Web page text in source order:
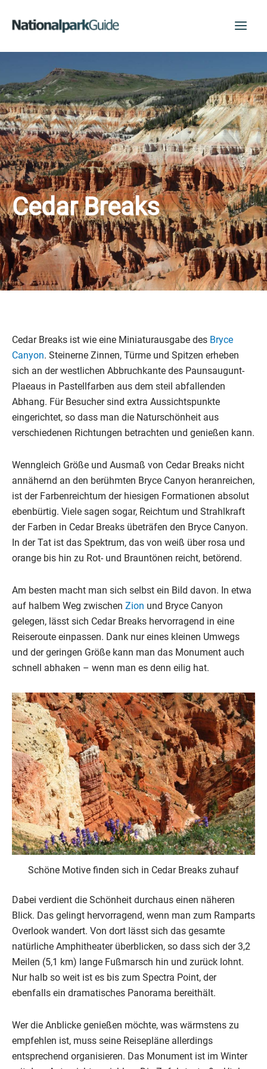
Inhalt
Cedar Breaks
Cedar Breaks ist wie eine Miniaturausgabe des Bryce
Canyon. Steinerne Zinnen, Türme und Spitzen erheben
sich an der westlichen Abbruchkante des Paunsaugunt-
Plaeaus in Pastellfarben aus dem steil abfallenden
Abhang. Für Besucher sind extra Aussichtspunkte
eingerichtet, so dass man die Naturschönheit aus
verschiedenen Richtungen betrachten und genießen kann.
Wenngleich Größe und Ausmaß von Cedar Breaks nicht
annähernd an den berühmten Bryce Canyon heranreichen,
ist der Farbenreichtum der hiesigen Formationen absolut
ebenbürtig. Viele sagen sogar, Reichtum und Strahlkraft
der Farben in Cedar Breaks übeträfen den Bryce Canyon.
In der Tat ist das Spektrum, das von weiß über rosa und
orange bis hin zu Rot- und Brauntönen reicht, betörend.
Am besten macht man sich selbst ein Bild davon. In etwa
auf halbem Weg zwischen Zion und Bryce Canyon
gelegen, lässt sich Cedar Breaks hervorragend in eine
Reiseroute einpassen. Dank nur eines kleinen Umwegs
und der geringen Größe kann man das Monument auch
schnell abhaken – wenn man es denn eilig hat.
Schöne Motive finden sich in Cedar Breaks zuhauf
Dabei verdient die Schönheit durchaus einen näheren
Blick. Das gelingt hervorragend, wenn man zum Ramparts
Overlook wandert. Von dort lässt sich das gesamte
natürliche Amphitheater überblicken, so dass sich der 3,2
Meilen (5,1 km) lange Fußmarsch hin und zurück lohnt.
Nur halb so weit ist es bis zum Spectra Point, der
ebenfalls ein dramatisches Panorama bereithält.
Wer die Anblicke genießen möchte, was wärmstens zu
empfehlen ist, muss seine Reisepläne allerdings
entsprechend organisieren. Das Monument ist im Winter